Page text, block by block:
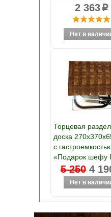
2 363p
Торцевая
доска
с
«Подарок шефу
5 250 4